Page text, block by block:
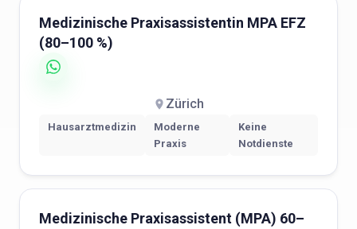
Medizinische Praxisassistentin MPA EFZ
(80–100 %)
Zürich
Hausarztmedizin
Moderne
Praxis
Keine
Notdienste
Medizinische Praxisassistent (MPA) 60–